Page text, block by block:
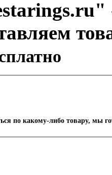
по какому-либо товару, мы